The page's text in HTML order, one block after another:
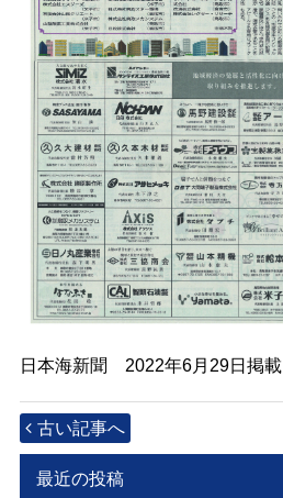
日本海新聞 2022年6月29日掲載
古い記事へ
最近の投稿